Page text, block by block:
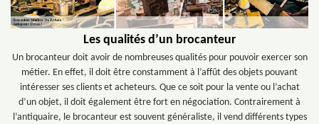
Les qualités d’un brocanteur
Un brocanteur doit avoir de nombreuses qualités pour pouvoir exercer son
métier. En effet, il doit être constamment à l’affût des objets pouvant
intéresser ses clients et acheteurs. Que ce soit pour la vente ou l’achat
d’un objet, il doit également être fort en négociation. Contrairement à
l’antiquaire, le brocanteur est souvent généraliste, il vend différents types